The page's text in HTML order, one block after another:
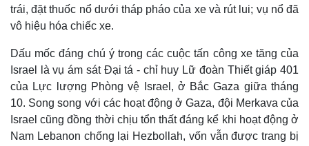
Thế giới
Quan sát
Cuộc sống đó đây
Hồ sơ
Multimedia
Video
Ảnh
E-Magazine
Infographic
trái, đặt thuốc nổ dưới tháp pháo của xe và rút lui; vụ nổ đã
vô hiệu hóa chiếc xe.
Dấu mốc đáng chú ý trong các cuộc tấn công xe tăng của
Israel là vụ ám sát Đại tá - chỉ huy Lữ đoàn Thiết giáp 401
của Lực lượng Phòng vệ Israel, ở Bắc Gaza giữa tháng
10. Song song với các hoạt động ở Gaza, đội Merkava của
Israel cũng đồng thời chịu tổn thất đáng kể khi hoạt động ở
Nam Lebanon chống lại Hezbollah, vốn vẫn được trang bị